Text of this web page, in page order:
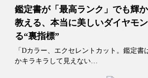
鑑定書が「最高ランク」でも輝
教える、本当に美しいダイヤモ
る“裏指標”
「Dカラー、エクセレントカット。鑑定書
かキラキラして見えない…